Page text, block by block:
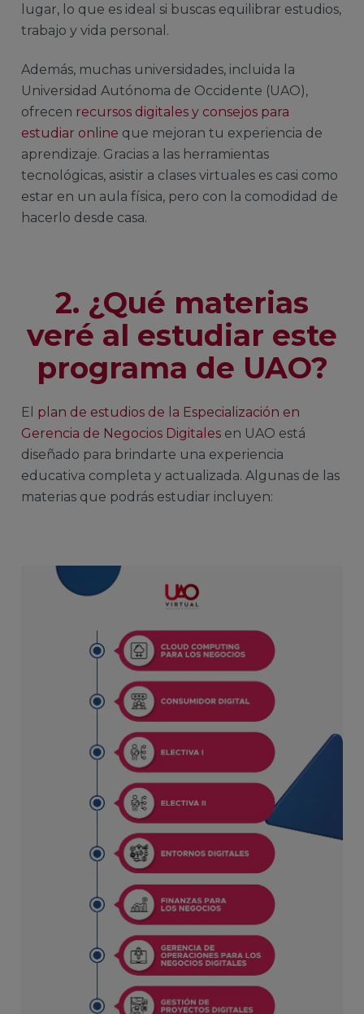
lugar, lo que es ideal si buscas equilibrar estudios,
trabajo y vida personal.
Además, muchas universidades, incluida la
Universidad Autónoma de Occidente (UAO),
ofrecen recursos digitales y consejos para
estudiar online que mejoran tu experiencia de
aprendizaje. Gracias a las herramientas
tecnológicas, asistir a clases virtuales es casi como
estar en un aula física, pero con la comodidad de
hacerlo desde casa.
2. ¿Qué materias
veré al estudiar este
programa de UAO?
El plan de estudios de la Especialización en
Gerencia de Negocios Digitales en UAO está
diseñado para brindarte una experiencia
educativa completa y actualizada. Algunas de las
materias que podrás estudiar incluyen: